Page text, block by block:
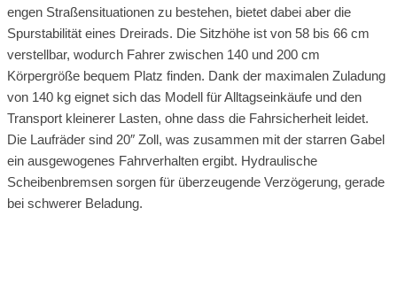
engen Straßensituationen zu bestehen, bietet dabei aber die
Spurstabilität eines Dreirads. Die Sitzhöhe ist von 58 bis 66 cm
verstellbar, wodurch Fahrer zwischen 140 und 200 cm
Körpergröße bequem Platz finden. Dank der maximalen Zuladung
von 140 kg eignet sich das Modell für Alltagseinkäufe und den
Transport kleinerer Lasten, ohne dass die Fahrsicherheit leidet.
Die Laufräder sind 20″ Zoll, was zusammen mit der starren Gabel
ein ausgewogenes Fahrverhalten ergibt. Hydraulische
Scheibenbremsen sorgen für überzeugende Verzögerung, gerade
bei schwerer Beladung.